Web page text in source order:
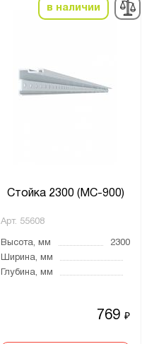
в наличии
Стойка 2300 (МС-900)
Арт. 55608
Высота, мм
2300
Ширина, мм
Глубина, мм
769₽